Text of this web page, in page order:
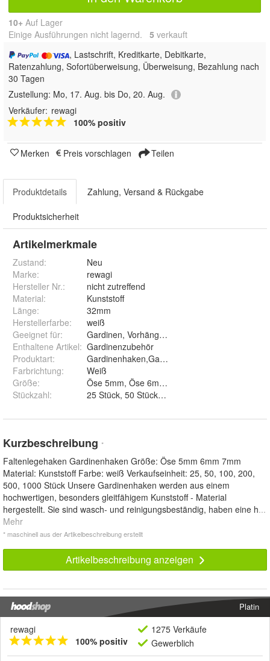
10+ Auf Lager
Einige Ausführungen nicht lagernd. 5 verkauft
, Lastschrift, Kreditkarte, Debitkarte,
Ratenzahlung, Sofortüberweisung, Überweisung, Bezahlung nach
30 Tagen
Zustellung: Mo, 17. Aug. bis Do, 20. Aug.
Verkäufer: rewagi
100% positiv
Merken Preis vorschlagen Teilen
Produktdetails Zahlung, Versand & Rückgabe
Produktsicherheit
Artikelmerkmale
Zustand:
Neu
Marke:
rewagi
Hersteller Nr.:
nicht zutreffend
Material:
Kunststoff
Länge:
32mm
Herstellerfarbe:
weiß
Geeignet für:
Gardinen, Vorhänge, Flächenvorhänge
Enthaltene Artikel: Gardinenzubehör
Produktart:
Farbrichtung:
Weiß
Größe:
Stückzahl:
Kurzbeschreibung *
Faltenlegehaken Gardinenhaken Größe: Öse 5mm 6mm 7mm
Material: Kunststoff Farbe: weiß Verkaufseinheit: 25, 50, 100, 200,
500, 1000 Stück Unsere Gardinenhaken werden aus einem
hochwertigen, besonders gleitfähigem Kunststoff - Material
hergestellt. Sie sind wasch- und reinigungsbeständig, haben eine h...
Mehr
* maschinell aus der Artikelbeschreibung erstellt
Artikelbeschreibung anzeigen
Platin
rewagi
100% positiv
1275 Verkäufe
Gewerblich